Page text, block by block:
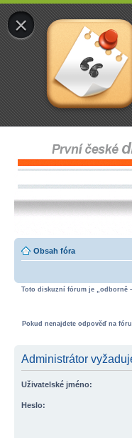
×
Obsah fóra
Toto diskuzní fórum je „odborně
Pokud nenajdete odpověď na
Administrátor
Uživatelské jméno:
Heslo: